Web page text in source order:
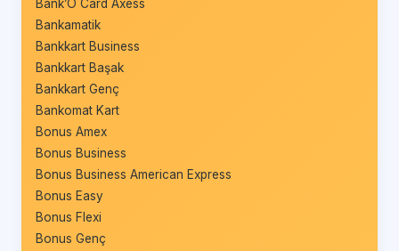
Bank’O Card Axess
Bankamatik
Bankkart Business
Bankkart Başak
Bankkart Genç
Bankomat Kart
Bonus Amex
Bonus Business
Bonus Business American Express
Bonus Easy
Bonus Flexi
Bonus Genç